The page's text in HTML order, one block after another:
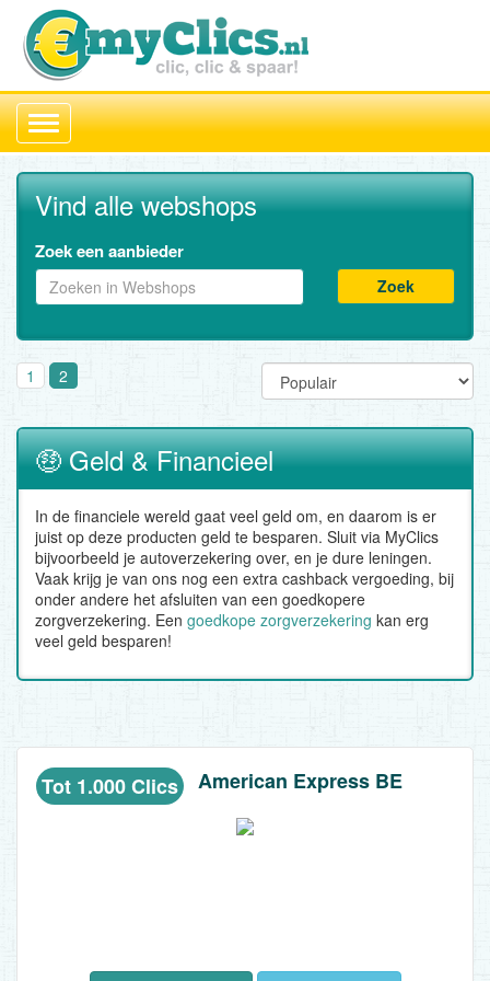
Toggle
navigation
Vind alle webshops
Zoek een aanbieder
Zoek
1 2
🤑 Geld & Financieel
In de financiele wereld gaat veel geld om, en daarom is er
juist op deze producten geld te besparen. Sluit via MyClics
bijvoorbeeld je autoverzekering over, en je dure leningen.
Vaak krijg je van ons nog een extra cashback vergoeding, bij
onder andere het afsluiten van een goedkopere
zorgverzekering. Een goedkope zorgverzekering kan erg
veel geld besparen!
Tot 1.000 Clics American Express BE